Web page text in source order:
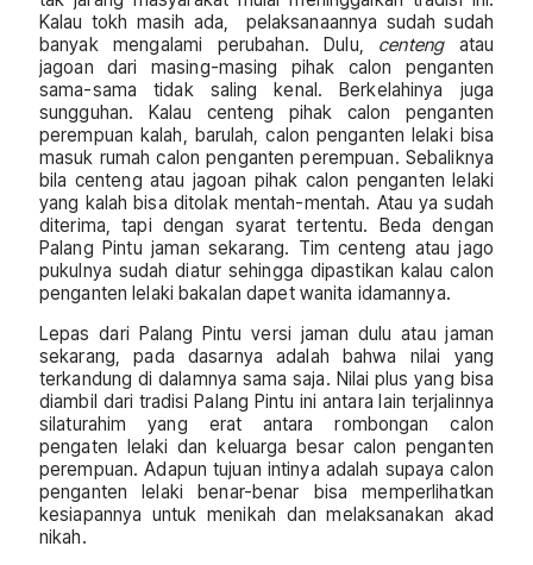
Kalau tokh masih ada, pelaksanaannya sudah sudah
banyak mengalami perubahan. Dulu, centengatau
jagoan dari masing-masing pihak calon penganten
sama-sama tidak saling kenal. Berkelahinya juga
sungguhan. Kalau centeng pihak calon penganten
perempuan kalah, barulah, calon penganten lelaki bisa
masuk rumah calon penganten perempuan. Sebaliknya
bila centeng atau jagoan pihak calon penganten lelaki
yang kalah bisa ditolak mentah-mentah. Atau ya sudah
diterima, tapi dengan syarat tertentu. Beda dengan
Palang Pintu jaman sekarang. Tim centeng atau jago
pukulnya sudah diatur sehingga dipastikan kalau calon
penganten lelaki bakalan dapet wanita idamannya.
Lepas dari Palang Pintu versi jaman dulu atau jaman
sekarang, pada dasarnya adalah bahwa nilai yang
terkandung di dalamnya sama saja. Nilai plus yang bisa
diambil dari tradisi Palang Pintu ini antara lain terjalinnya
silaturahim yang erat antara rombongan calon
pengaten lelaki dan keluarga besar calon penganten
perempuan. Adapun tujuan intinya adalah supaya calon
penganten lelaki benar-benar bisa memperlihatkan
kesiapannya untuk menikah dan melaksanakan akad
nikah.